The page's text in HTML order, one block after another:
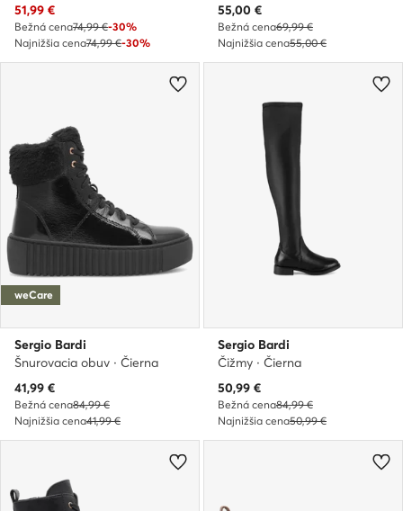
Aktuálna cena
51,99 €
Bežná cena74,99 €-30%
Najnižšia cena74,99 €-30%
Aktuálna cena
55,00 €
Bežná cena69,99 €
Najnižšia cena55,00 €
weCare
Sergio Bardi
Šnurovacia obuv · Čierna
Aktuálna cena
41,99 €
Bežná cena84,99 €
Najnižšia cena41,99 €
Sergio Bardi
Čižmy · Čierna
Aktuálna cena
50,99 €
Bežná cena84,99 €
Najnižšia cena50,99 €